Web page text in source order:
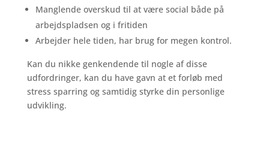
Manglende overskud til at være social både på
arbejdspladsen og i fritiden
Arbejder hele tiden, har brug for megen kontrol.
Kan du nikke genkendende til nogle af disse
udfordringer, kan du have gavn at et forløb med
stress sparring og samtidig styrke din personlige
udvikling.